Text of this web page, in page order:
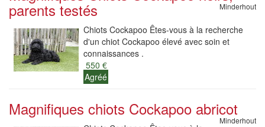
parents testés Minderhout
Chiots Cockapoo Êtes-vous à la recherche
d'un chiot Cockapoo élevé avec soin et
connaissances .
550 €
Agréé
Magnifiques chiots Cockapoo abricot
Minderhout